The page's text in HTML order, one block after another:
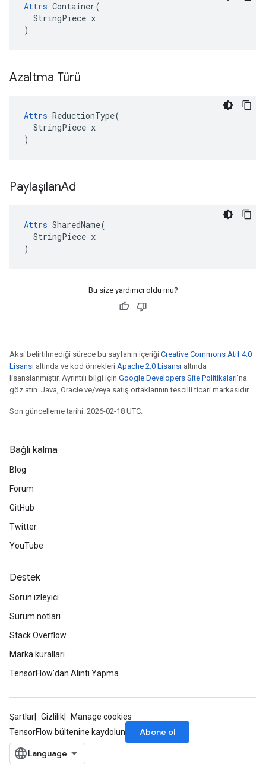
Attrs Container(
  StringPiece x
)
Azaltma Türü
Attrs ReductionType(
  StringPiece x
)
PaylaşılanAd
Attrs SharedName(
  StringPiece x
)
Bu size yardımcı oldu mu?
Aksi belirtilmediği sürece bu sayfanın içeriği Creative Commons Atıf 4.0
Lisansı altında ve kod örnekleri Apache 2.0 Lisansı altında
lisanslanmıştır. Ayrıntılı bilgi için Google Developers Site Politikaları'na
göz atın. Java, Oracle ve/veya satış ortaklarının tescilli ticari markasıdır.
Son güncelleme tarihi: 2026-02-18 UTC.
Bağlı kalma
Blog
Forum
GitHub
Twitter
YouTube
Destek
Sorun izleyici
Sürüm notları
Stack Overflow
Marka kuralları
TensorFlow'dan Alıntı Yapma
Şartlar Gizlilik
Manage cookies
TensorFlow bültenine kaydolun
Abone ol